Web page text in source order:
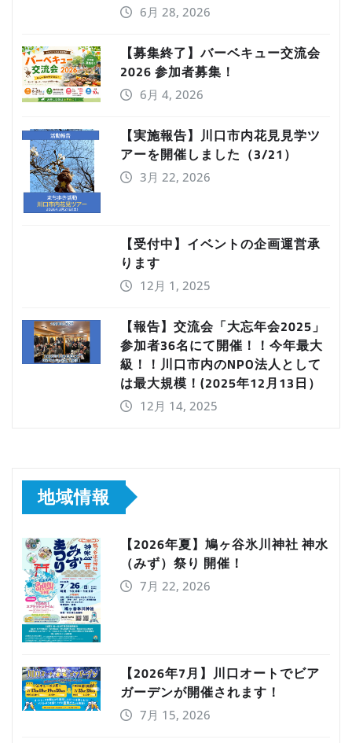
6月 28, 2026
【募集終了】バーベキュー交流会
2026 参加者募集！
6月 4, 2026
【実施報告】川口市内花見見学ツ
アーを開催しました（3/21）
3月 22, 2026
【受付中】イベントの企画運営承
ります
12月 1, 2025
【報告】交流会「大忘年会2025」
参加者36名にて開催！！今年最大
級！！川口市内のNPO法人として
は最大規模！(2025年12月13日）
12月 14, 2025
地域情報
【2026年夏】鳩ヶ谷氷川神社 神水
（みず）祭り 開催！
7月 22, 2026
【2026年7月】川口オートでビア
ガーデンが開催されます！
7月 15, 2026